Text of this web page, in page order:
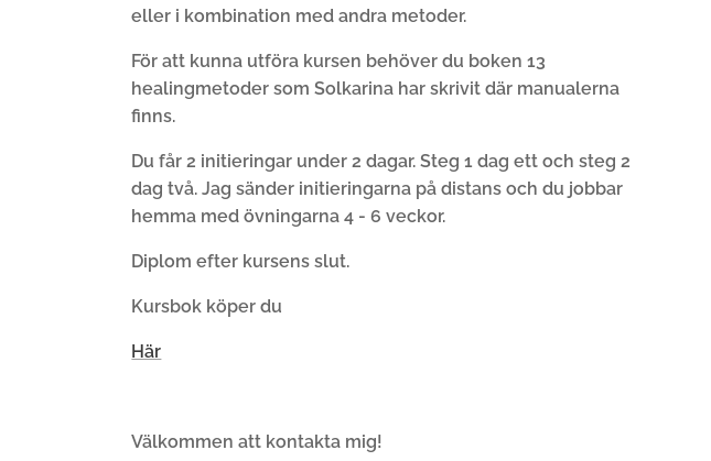
eller i kombination med andra metoder.
För att kunna utföra kursen behöver du boken 13
healingmetoder som Solkarina har skrivit där manualerna
finns.
Du får 2 initieringar under 2 dagar. Steg 1 dag ett och steg 2
dag två. Jag sänder initieringarna på distans och du jobbar
hemma med övningarna 4 - 6 veckor.
Diplom efter kursens slut.
Kursbok köper du
Här
Välkommen att kontakta mig!